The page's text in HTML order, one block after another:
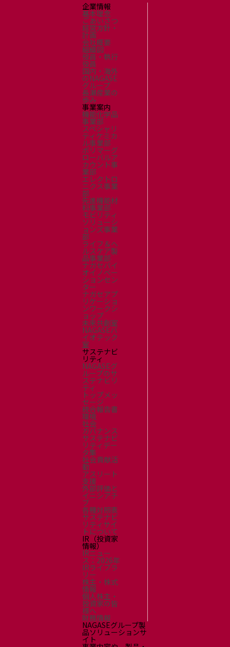
企業情報
基本理念
ごあいさつ
経営方針・
計画
会社概要
組織図
役員・執行
役員
国内・海外
のNAGASE
グループ
長瀬産業の
歩み
事業案内
機能化学品
事業部
スペシャリ
ティケミカ
ル事業部
ポリマーグ
ローバルア
カウント事
業部
エレクトロ
ニクス事業
部
先進機能材
料事業部
モビリティ
ソリューシ
ョンズ事業
部
ライフ＆ヘ
ルスケア製
品事業部
ナガセバイ
オイノベー
ションセン
ター
ナガセアプ
リケーショ
ンワークシ
ョップ
未来共創室
NAGASEバ
イオテック
室
サステナビ
リティ
NAGASEグ
ループのサ
ステナビリ
ティ
トップメッ
セージ
統合報告書
環境
社会
ガバナンス
サステナビ
リティデー
タ集
社会貢献活
動
アスリート
支援
外部評価と
イニシアチ
ブ
各種対照表
サステナビ
リティサイ
トについて
IR（投資家
情報）
IRニュー
ス：2026年
IRライブラ
リー
株主・株式
情報
個人株主・
投資家の皆
様へ
財務情報
NAGASEグループ製
品ソリューションサ
イト